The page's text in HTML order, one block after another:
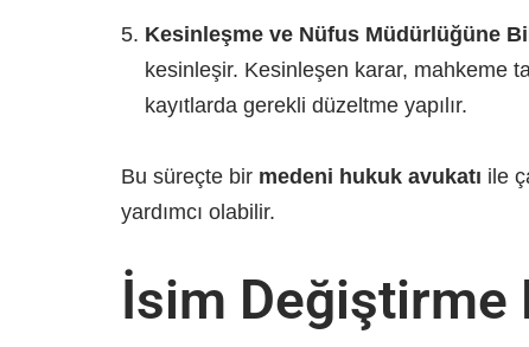
Kesinleşme ve Nüfus Müdürlüğüne
kesinleşir. Kesinleşen karar, mahkeme
kayıtlarda gerekli düzeltme yapılır.
Bu süreçte bir medeni hukuk avukatı ile
yardımcı olabilir.
İsim Değiştirme